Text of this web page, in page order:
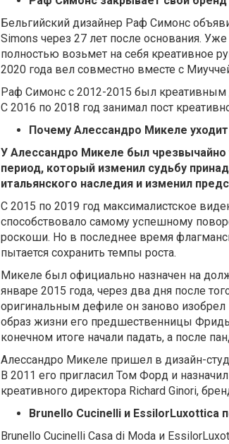
Бельгийский дизайнер Раф Симонс
Simons через 27 лет после основания.
полностью возьмет на себя креативное
2020 года вел совместно вместе с
Раф Симонс с 2012-2015 был креативным
С 2016 по 2018 год занимал пост
Почему Алессандро Микеле уходит
У Алессандро Микеле был
период, который изменил судьбу
итальянского наследия и изменил
С 2015 по 2019 год максималистское
способствовало самому успешному
роскоши. Но в последнее время
пытается сохранить темпы роста.
Микеле был официально назначен на
январе 2015 года, через два дня после
оригинальным дефиле он заново изобрел
образ жизни его предшественницы
конечном итоге начали падать, а после
Алессандро Микеле пришел в дизайн-
В 2011 его пригласил Том Форд и
креативного директора Richard Ginori,
Brunello Cucinelli и EssilorLuxottica
Brunello Cucinelli Casa di Moda и